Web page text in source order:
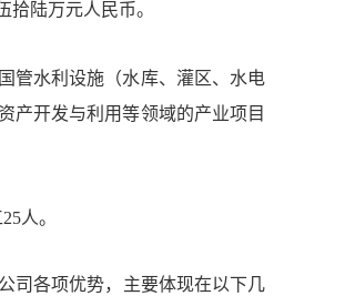
陆万元人民币。
管水利设施（水库、灌区、水电
产开发与利用等领域的产业项目
人。
司各项优势，主要体现在以下几